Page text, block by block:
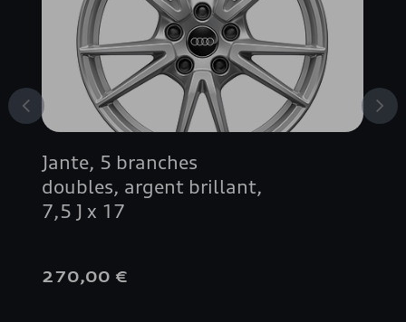
Jante, 5 branches
doubles, argent brillant,
7,5 J x 17
270,00 €